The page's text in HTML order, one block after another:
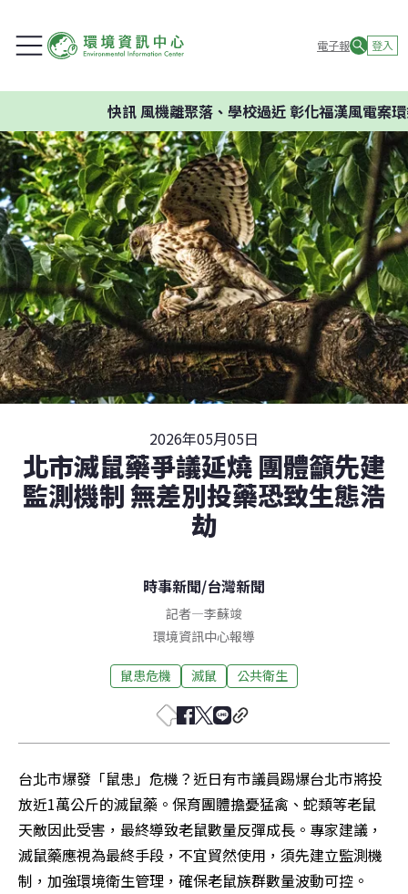
電子報 登入
風機離聚落、學校過近 彰化福漢風電案環委建議
2026年05月05日
北市滅鼠藥爭議延燒 團體籲先建
監測機制 無差別投藥恐致生態浩
劫
時事新聞/台灣新聞
記者—李蘇竣
環境資訊中心報導
鼠患危機 滅鼠 公共衛生
台北市爆發「鼠患」危機？近日有市議員踢爆台北市將投
放近1萬公斤的滅鼠藥。保育團體擔憂猛禽、蛇類等老鼠
天敵因此受害，最終導致老鼠數量反彈成長。專家建議，
滅鼠藥應視為最終手段，不宜貿然使用，須先建立監測機
制，加強環境衛生管理，確保老鼠族群數量波動可控。